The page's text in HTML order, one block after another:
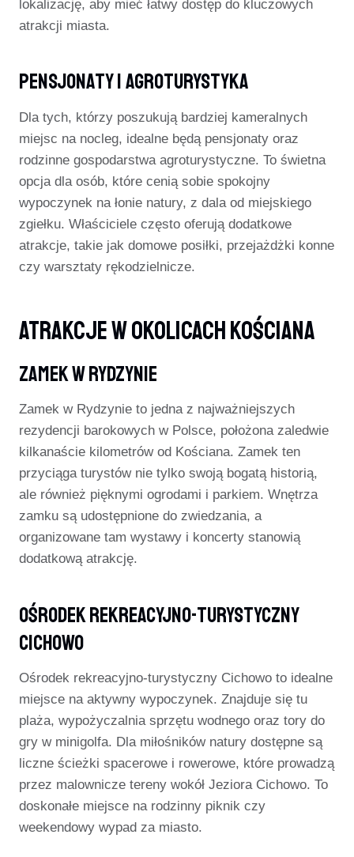
lokalizację, aby mieć łatwy dostęp do kluczowych
atrakcji miasta.
Pensjonaty I Agroturystyka
Dla tych, którzy poszukują bardziej kameralnych
miejsc na nocleg, idealne będą pensjonaty oraz
rodzinne gospodarstwa agroturystyczne. To świetna
opcja dla osób, które cenią sobie spokojny
wypoczynek na łonie natury, z dala od miejskiego
zgiełku. Właściciele często oferują dodatkowe
atrakcje, takie jak domowe posiłki, przejażdżki konne
czy warsztaty rękodzielnicze.
Atrakcje W Okolicach Kościana
Zamek W Rydzynie
Zamek w Rydzynie to jedna z najważniejszych
rezydencji barokowych w Polsce, położona zaledwie
kilkanaście kilometrów od Kościana. Zamek ten
przyciąga turystów nie tylko swoją bogatą historią,
ale również pięknymi ogrodami i parkiem. Wnętrza
zamku są udostępnione do zwiedzania, a
organizowane tam wystawy i koncerty stanowią
dodatkową atrakcję.
Ośrodek Rekreacyjno-Turystyczny
Cichowo
Ośrodek rekreacyjno-turystyczny Cichowo to idealne
miejsce na aktywny wypoczynek. Znajduje się tu
plaża, wypożyczalnia sprzętu wodnego oraz tory do
gry w minigolfa. Dla miłośników natury dostępne są
liczne ścieżki spacerowe i rowerowe, które prowadzą
przez malownicze tereny wokół Jeziora Cichowo. To
doskonałe miejsce na rodzinny piknik czy
weekendowy wypad za miasto.